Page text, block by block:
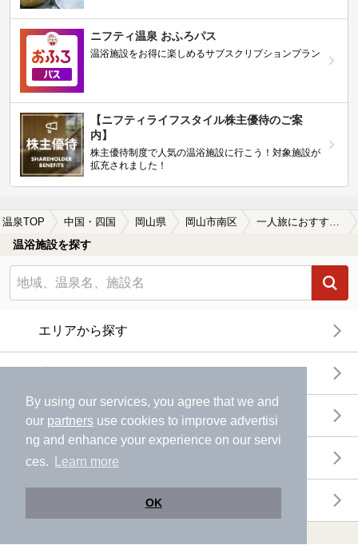
By using our services, you agree that we and
our partners use cookies to improve advertisi
ng and enhance your experience on our servi
ces.
Learn more
OK
ニフティ温泉 おふろパス
温浴施設をお得に楽しめるサブスクリプションプラン
【ニフティライフスタイル株主優待のご案
内】
株主優待制度で人気の温浴施設に行こう！対象施設が
拡充されました！
温泉TOP 中国・四国 岡山県 岡山市南区 一人旅におすすめの岡山市南区の温泉、日帰り温泉、スーパー銭湯おすすめ
温浴施設を探す
エリアから探す
特徴から探す
温泉地から探す
関連キーワードから探す